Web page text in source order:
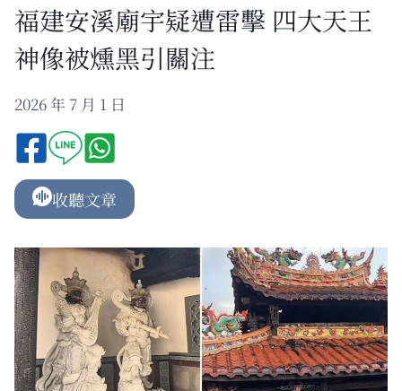
福建安溪廟宇疑遭雷擊 四大天王
神像被燻黑引關注
2026 年 7 月 1 日
收聽文章